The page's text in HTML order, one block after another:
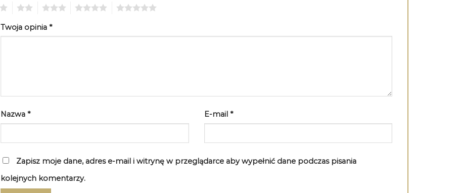
Twoja opinia *
Nazwa * E-mail *
Zapisz moje dane, adres e-mail i witrynę w przeglądarce aby wypełnić dane podczas pisania
kolejnych komentarzy.